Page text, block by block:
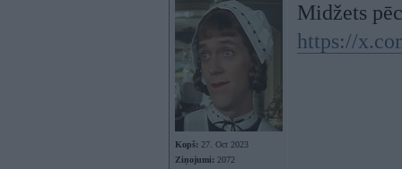
Kopš: 27. Oct 2023
Ziņojumi: 2072
Midžets
https://